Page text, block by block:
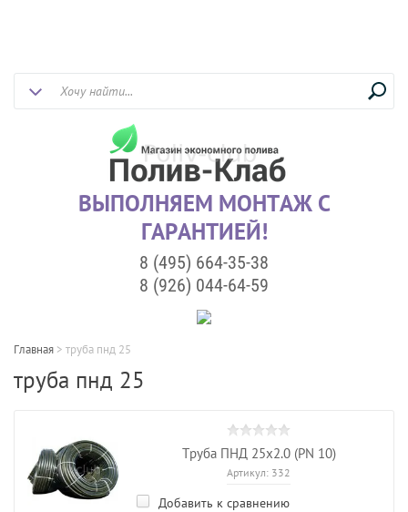
ВЫПОЛНЯЕМ МОНТАЖ С
ГАРАНТИЕЙ!
8 (495) 664-35-38
8 (926) 044-64-59
Главная > труба пнд 25
труба пнд 25
Труба ПНД 25x2.0 (PN 10)
Артикул: 332
Добавить к сравнению